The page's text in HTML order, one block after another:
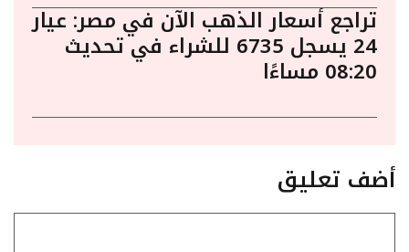
تراجع أسعار الذهب الآن في مصر: عيار
24 يسجل 6735 للشراء في تحديث
08:20 مساءًا
أضف تعليق